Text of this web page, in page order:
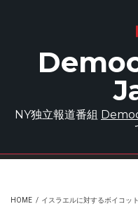
NY独立報道番組
HOME / イスラエルに対するボイコッ